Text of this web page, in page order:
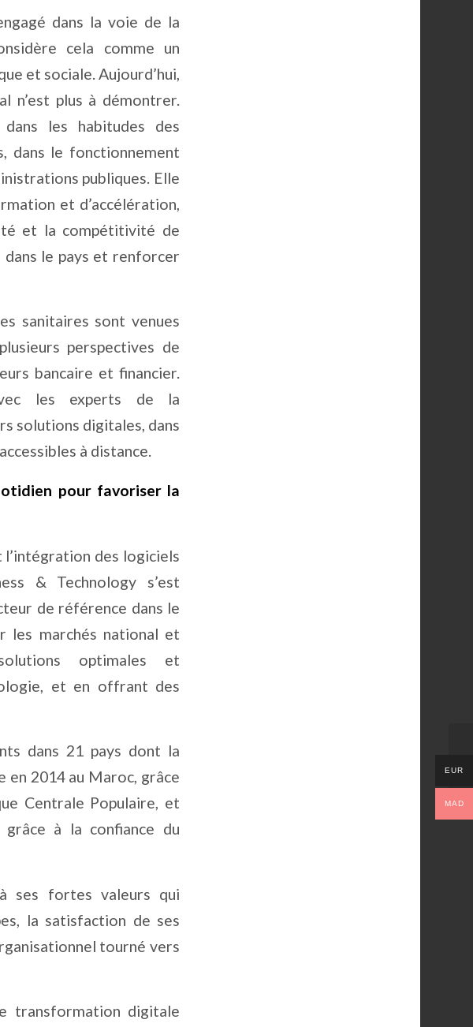
dans la voie de la
cela comme un
et sociale. Aujourd’hui,
n’est plus à démontrer.
dans les habitudes des
dans le fonctionnement
publiques. Elle
et d’accélération,
et la compétitivité de
dans le pays et renforcer
sanitaires sont venues
perspectives de
bancaire et financier.
les experts de la
solutions digitales, dans
à distance.
pour favoriser la
l’intégration des logiciels
& Technology s’est
de référence dans le
les marchés national et
optimales et
et en offrant des
dans 21 pays dont la
en 2014 au Maroc, grâce
Centrale Populaire, et
à la confiance du
ses fortes valeurs qui
la satisfaction de ses
tourné vers
transformation digitale
EUR
MAD